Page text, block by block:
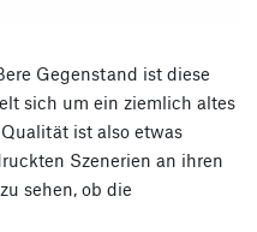
Gegenstand ist diese
sich um ein ziemlich altes
ist also etwas
Szenerien an ihren
sehen, ob die